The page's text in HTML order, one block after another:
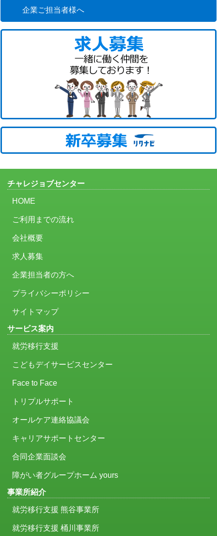
企業ご担当者様へ
チャレジョブセンター
HOME
ご利用までの流れ
会社概要
求人募集
企業担当者の方へ
プライバシーポリシー
サイトマップ
サービス案内
就労移行支援
こどもデイサービスセンター
Face to Face
トリプルサポート
オールケア連絡協議会
キャリアサポートセンター
合同企業面談会
障がい者グループホーム yours
事業所紹介
就労移行支援 熊谷事業所
就労移行支援 桶川事業所